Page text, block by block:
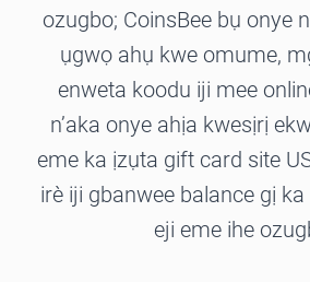
ozugbo; CoinsBee bụ onye
ụgwọ ahụ kwe omume,
enweta koodu iji mee
n’aka onye ahịa kwesịrị
eme ka ịzụta gift card site
irè iji gbanwee balance gị
eji eme ihe